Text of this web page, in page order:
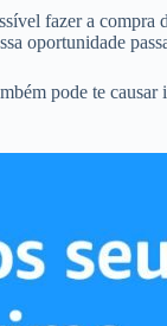
fazer a compra
oportunidade
pode te causar